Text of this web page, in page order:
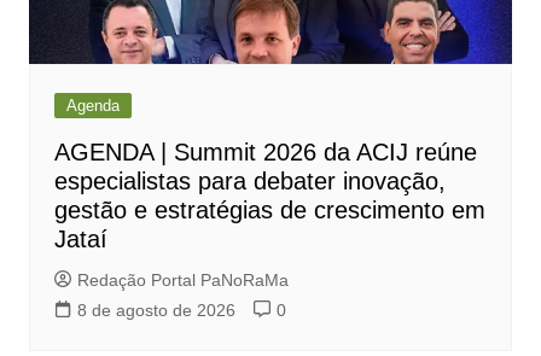
Agenda
AGENDA | Summit 2026 da ACIJ reúne
especialistas para debater inovação,
gestão e estratégias de crescimento em
Jataí
Redação Portal PaNoRaMa
8 de agosto de 2026
0